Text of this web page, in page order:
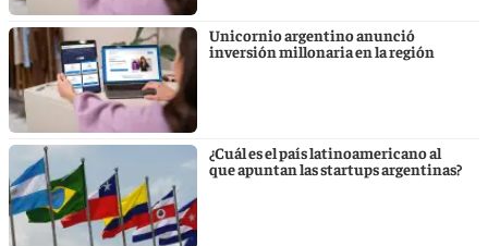
Unicornio argentino anunció
inversión millonaria en la región
¿Cuál es el país latinoamericano al
que apuntan las startups argentinas?